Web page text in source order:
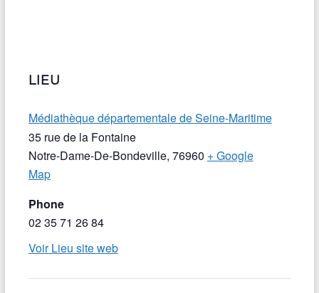
LIEU
Médiathèque départementale de Seine-Maritime
35 rue de la Fontaine
Notre-Dame-De-Bondeville, 76960 + Google
Map
Phone
02 35 71 26 84
Voir Lieu site web